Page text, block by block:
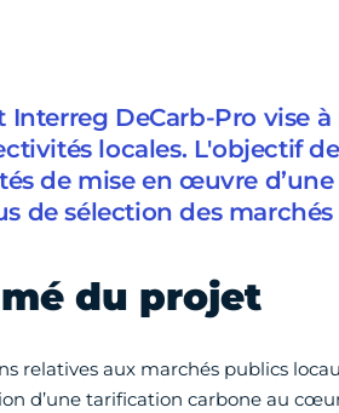
Interreg DeCarb-Pro vise
locales. L'objectif
de mise en œuvre
de sélection des
du projet
relatives aux marchés publics
d’une tarification carbone au